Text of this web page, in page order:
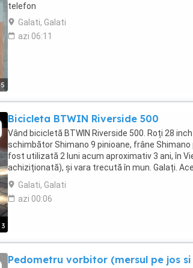
5
telefon
Galati, Galati
azi 06:11
3
Bicicleta BTWIN Riverside 500
Vând bicicletă BTWIN Riverside 500. Roți 28
schimbător Shimano 9 pinioane, frâne
fost utilizată 2 luni acum aproximativ 3 ani, în
achiziționată), și vara trecută în mun. Galați.
imprcabil din punct de vedere ...
Galati, Galati
azi 00:06
Pedometru vorbitor (mersul pe jos